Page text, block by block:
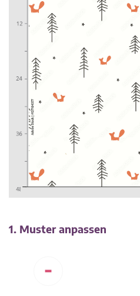
1. Muster anpassen
-